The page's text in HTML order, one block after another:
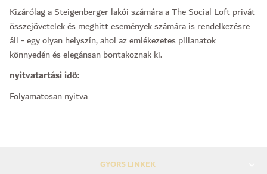
Kizárólag a Steigenberger lakói számára a The Social Loft privát
összejövetelek és meghitt események számára is rendelkezésre
áll - egy olyan helyszín, ahol az emlékezetes pillanatok
könnyedén és elegánsan bontakoznak ki.
nyitvatartási idő:
Folyamatosan nyitva
GYORS LINKEK